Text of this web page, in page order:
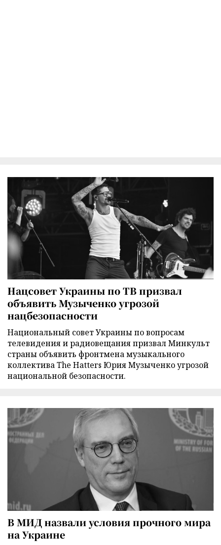
Нацсовет Украины по ТВ призвал
объявить Музыченко угрозой
нацбезопасности
Национальный совет Украины по вопросам
телевидения и радиовещания призвал Минкульт
страны объявить фронтмена музыкального
коллектива The Hatters Юрия Музыченко угрозой
национальной безопасности.
В МИД назвали условия прочного мира
на Украине